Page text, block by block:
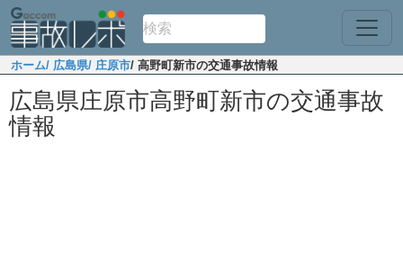
ホーム/ 広島県/ 庄原市/ 高野町新市の交通事故情報
広島県庄原市高野町新市の交通事故
情報